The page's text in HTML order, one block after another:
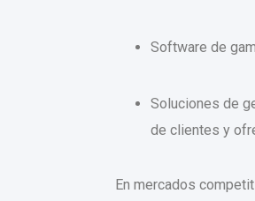
Software de
Soluciones de
de clientes y
En mercados